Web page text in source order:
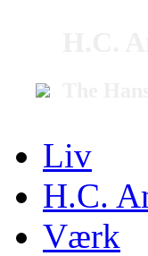
Liv
H.C.
Værk